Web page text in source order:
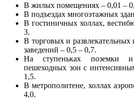
В жилых помещениях – 0,01 –
В подъездах многоэтажных
В гостиничных холлах,
3.
В торговых и развлекательных
заведений – 0,5 – 0,7.
На ступеньках поземки
пешеходных зон с
1,5.
В метрополитене, холлах
4,0.